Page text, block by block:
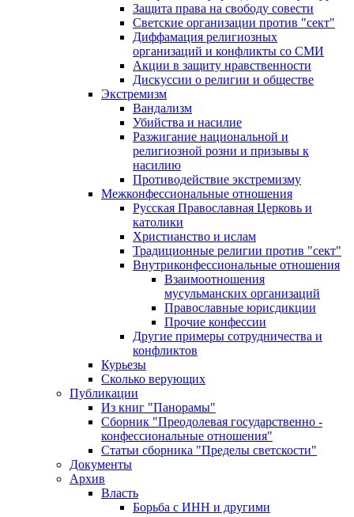
Защита права на свободу совести
Светские организации против "сект"
Диффамация религиозных
организаций и конфликты со СМИ
Акции в защиту нравственности
Дискуссии о религии и обществе
Экстремизм
Вандализм
Убийства и насилие
Разжигание национальной и
религиозной розни и призывы к
насилию
Противодействие экстремизму
Межконфессиональные отношения
Русская Православная Церковь и
католики
Христианство и ислам
Традиционные религии против "сект"
Внутриконфессиональные отношения
Взаимоотношения
мусульманских организаций
Православные юрисдикции
Прочие конфессии
Другие примеры сотрудничества и
конфликтов
Курьезы
Сколько верующих
Публикации
Из книг "Панорамы"
Сборник "Преодолевая государственно -
конфессиональные отношения"
Статьи сборника "Пределы светскости"
Документы
Архив
Власть
Борьба с ИНН и другими